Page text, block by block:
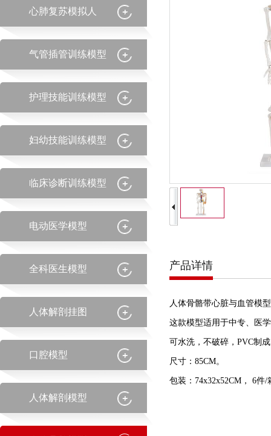
心肺复苏模拟人
气管插管训练模型
护理技能训练模型
妇幼技能训练模型
临床诊断训练模型
电动医学模型
全科医生模型
人体解剖挂图
口腔模型
人体解剖模型
产品详情
人体骨骼带心脏与血管模
这款模型适用于中专、医
可水洗，不破碎，PVC制
尺寸：85CM。
包装：74x32x52CM， 6件/